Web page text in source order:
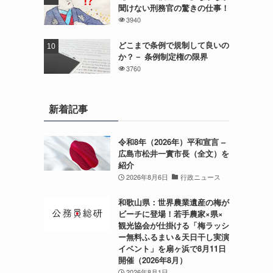
聞けない刑務官の驚きの仕事！
3940
どこまで条例で規制して良いの
か？－ 条例制定権の限界
3760
新着記事
令和8年（2026年）平和宣言 –
広島市松井一實市長（全文）を
紹介
2026年8月6日 行政ニュース
和歌山県：世界農業遺産の梅が
ビーチに登場！若手農家×県×
観光協会が仕掛ける「梅ラッシ
ー無料ふるまい＆天日干し実演
イベント」を扇ヶ浜で8月11日
開催（2026年8月）